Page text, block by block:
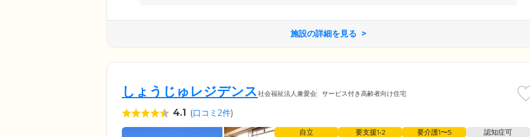
施設の詳細を見る
しょうじゅレジデンス 社会福祉法人兼愛会 サービス付き高齢者向け住宅
4.1 (口コミ2件)
自立 要支援1•2 要介護1〜5 認知症可